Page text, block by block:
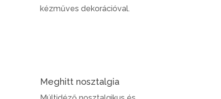
kézműves dekorációval.
Meghitt nosztalgia